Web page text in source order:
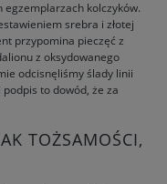
egzemplarzach kolczyków.
srebra i złotej
przypomina pieczęć z
z oksydowanego
odcisnęliśmy ślady linii
to dowód, że za
TOŻSAMOŚCI,